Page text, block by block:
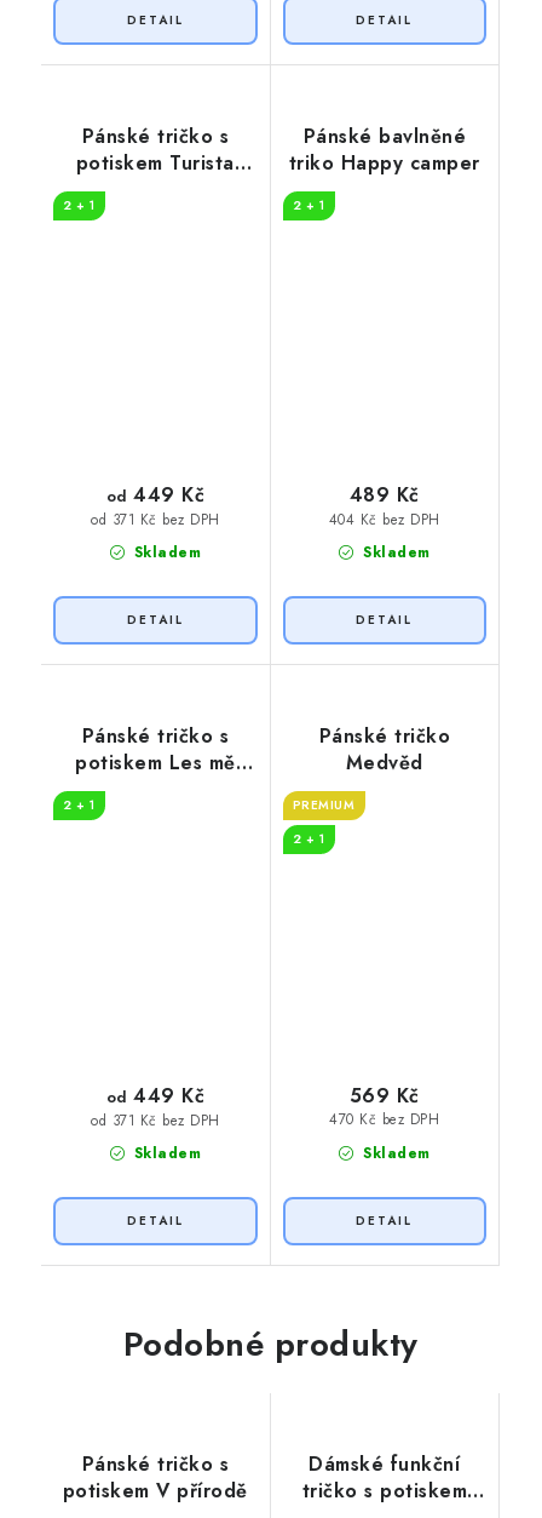
Pánské tričko s
potiskem Turista
2 + 1
Skladem
od 371 Kč bez DPH
od 449 Kč
Pánské bavlněné
triko Happy camper
2 + 1
Skladem
404 Kč bez DPH
489 Kč
Pánské tričko s
potiskem Les mě
2 + 1
Skladem
od 371 Kč bez DPH
od 449 Kč
Pánské tričko
Medvěd
PREMIUM
2 + 1
Skladem
470 Kč bez DPH
569 Kč
Podobné produkty
Pánské tričko s
potiskem V přírodě
Dámské funkční
tričko s potiskem